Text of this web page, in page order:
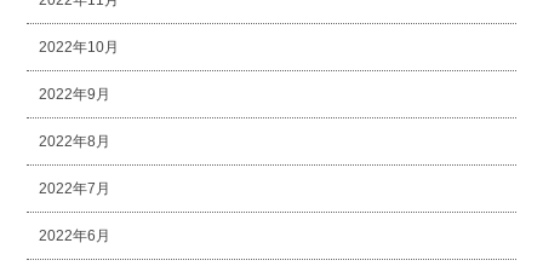
2022年10月
2022年9月
2022年8月
2022年7月
2022年6月